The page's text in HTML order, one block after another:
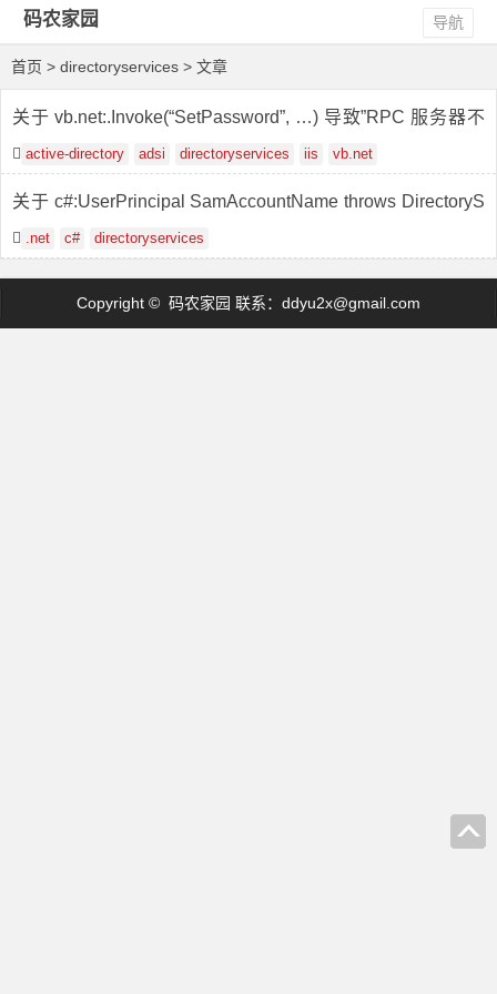
码农家园 导航
首页 > directoryservices > 文章
关于 vb.net:.Invoke(“SetPassword”, …) 导致”RPC 服务器不
可用”错误
active-directory adsi directoryservices iis vb.net
关于 c#:UserPrincipal SamAccountName throws DirectoryS
ervicesCOMException unhandled “A local error has occurre
.net c# directoryservices
Copyright © 码农家园 联系： ddyu2x@gmail.com